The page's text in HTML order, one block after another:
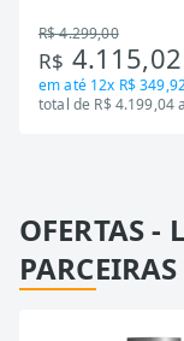
Tecnologia
Bivolt
R$ 4.299,00
R$
em até 12x R$
total de R$ 4.199,04
OFERTAS -
PARCEIRAS